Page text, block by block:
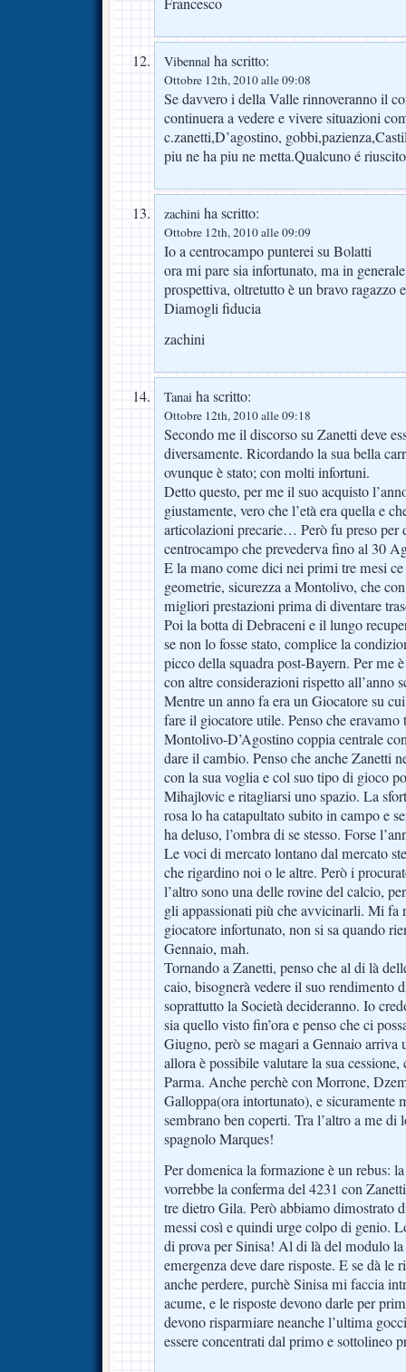
Vibennal ha scritto:
Ottobre 12th, 2010 alle 09:08
Se davvero i della Valle rinnoveranno il
continuera a vedere e vivere situazioni
c.zanetti,D’agostino,
piu ne ha piu ne metta.Qualcuno é
zachini ha scritto:
Ottobre 12th, 2010 alle 09:09
Io a centrocampo punterei su Bolatti
ora mi pare sia infortunato, ma in
prospettiva, oltretutto è un bravo ragazzo
Diamogli fiducia
zachini
Tanai ha scritto:
Ottobre 12th, 2010 alle 09:18
Secondo me il discorso su Zanetti deve
diversamente. Ricordando la sua bella
ovunque è stato; con molti infortuni.
Detto questo, per me il suo acquisto
giustamente, vero che l’età era quella e
articolazioni precarie… Però fu preso per
centrocampo che prevederva fino al 30
E la mano come dici nei primi tre mesi
geometrie, sicurezza a Montolivo, che
migliori prestazioni prima di diventare
Poi la botta di Debraceni e il lungo
se non lo fosse stato, complice la
picco della squadra post-Bayern. Per me
con altre considerazioni rispetto all’anno
Mentre un anno fa era un Giocatore su
fare il giocatore utile. Penso che eravamo
Montolivo-D’Agostino coppia centrale
dare il cambio. Penso che anche Zanetti
con la sua voglia e col suo tipo di gioco
Mihajlovic e ritagliarsi uno spazio. La
rosa lo ha catapultato subito in campo e
ha deluso, l’ombra di se stesso. Forse
Le voci di mercato lontano dal mercato
che rigardino noi o le altre. Però i
l’altro sono una delle rovine del calcio,
gli appassionati più che avvicinarli. Mi fa
giocatore infortunato, non si sa quando
Gennaio, mah.
Tornando a Zanetti, penso che al di là
caio, bisognerà vedere il suo rendimento
soprattutto la Società decideranno. Io
sia quello visto fin’ora e penso che ci
Giugno, però se magari a Gennaio arriva
allora è possibile valutare la sua
Parma. Anche perchè con Morrone,
Galloppa(ora intortunato), e sicuramente
sembrano ben coperti. Tra l’altro a me di
spagnolo Marques!
Per domenica la formazione è un rebus:
vorrebbe la conferma del 4231 con
tre dietro Gila. Però abbiamo dimostrato
messi così e quindi urge colpo di genio.
di prova per Sinisa! Al di là del modulo la
emergenza deve dare risposte. E se dà le
anche perdere, purchè Sinisa mi faccia
acume, e le risposte devono darle per
devono risparmiare neanche l’ultima
essere concentrati dal primo e sottolineo